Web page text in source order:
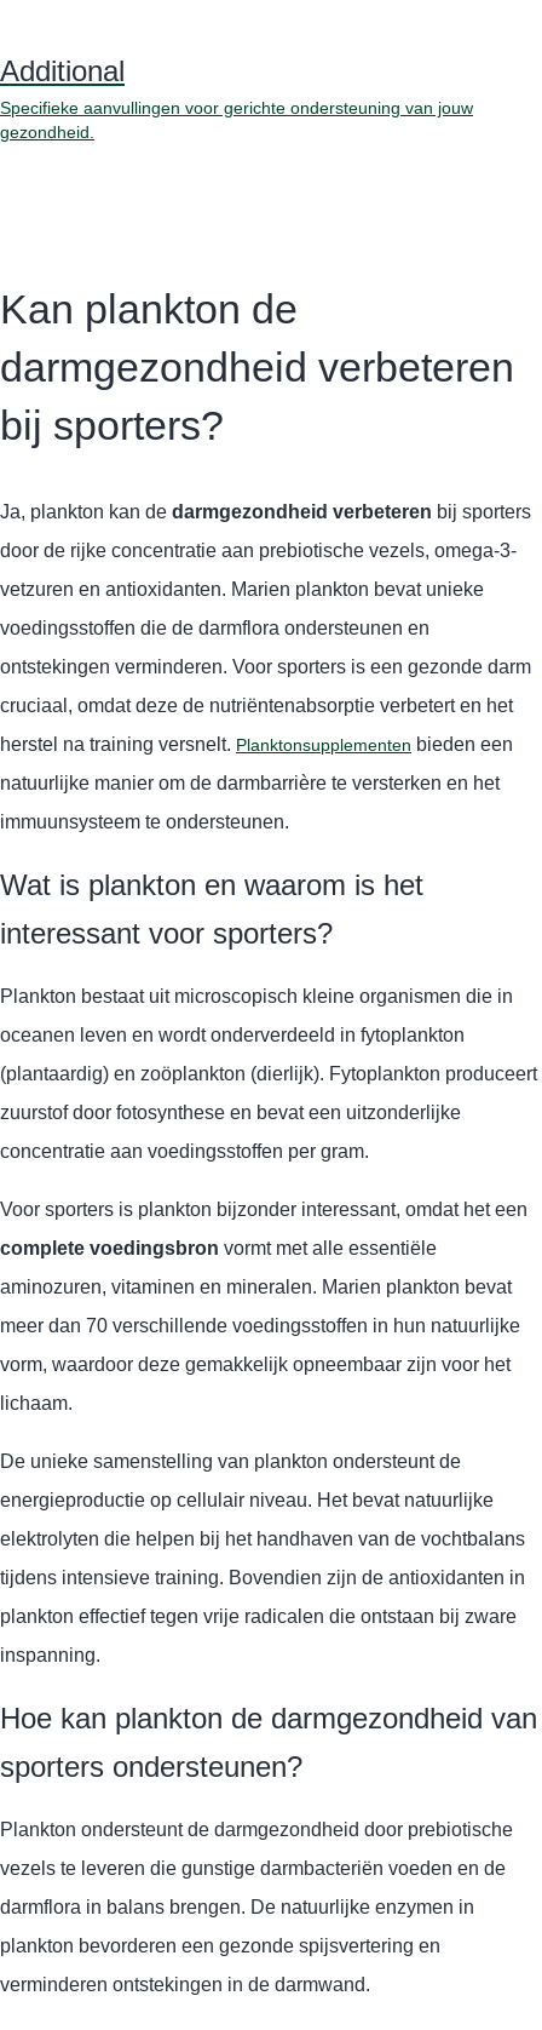
Additional
Specifieke aanvullingen voor gerichte ondersteuning van jouw
gezondheid.
Kan plankton de
darmgezondheid verbeteren
bij sporters?
Ja, plankton kan de darmgezondheid verbeteren bij sporters
door de rijke concentratie aan prebiotische vezels, omega-3-
vetzuren en antioxidanten. Marien plankton bevat unieke
voedingsstoffen die de darmflora ondersteunen en
ontstekingen verminderen. Voor sporters is een gezonde darm
cruciaal, omdat deze de nutriëntenabsorptie verbetert en het
herstel na training versnelt. Planktonsupplementen bieden een
natuurlijke manier om de darmbarrière te versterken en het
immuunsysteem te ondersteunen.
Wat is plankton en waarom is het
interessant voor sporters?
Plankton bestaat uit microscopisch kleine organismen die in
oceanen leven en wordt onderverdeeld in fytoplankton
(plantaardig) en zoöplankton (dierlijk). Fytoplankton produceert
zuurstof door fotosynthese en bevat een uitzonderlijke
concentratie aan voedingsstoffen per gram.
Voor sporters is plankton bijzonder interessant, omdat het een
complete voedingsbron vormt met alle essentiële
aminozuren, vitaminen en mineralen. Marien plankton bevat
meer dan 70 verschillende voedingsstoffen in hun natuurlijke
vorm, waardoor deze gemakkelijk opneembaar zijn voor het
lichaam.
De unieke samenstelling van plankton ondersteunt de
energieproductie op cellulair niveau. Het bevat natuurlijke
elektrolyten die helpen bij het handhaven van de vochtbalans
tijdens intensieve training. Bovendien zijn de antioxidanten in
plankton effectief tegen vrije radicalen die ontstaan bij zware
inspanning.
Hoe kan plankton de darmgezondheid van
sporters ondersteunen?
Plankton ondersteunt de darmgezondheid door prebiotische
vezels te leveren die gunstige darmbacteriën voeden en de
darmflora in balans brengen. De natuurlijke enzymen in
plankton bevorderen een gezonde spijsvertering en
verminderen ontstekingen in de darmwand.